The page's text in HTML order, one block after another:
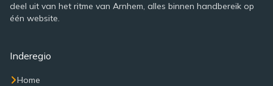
deel uit van het ritme van Arnhem, alles binnen handbereik op
één website.
Inderegio
Home